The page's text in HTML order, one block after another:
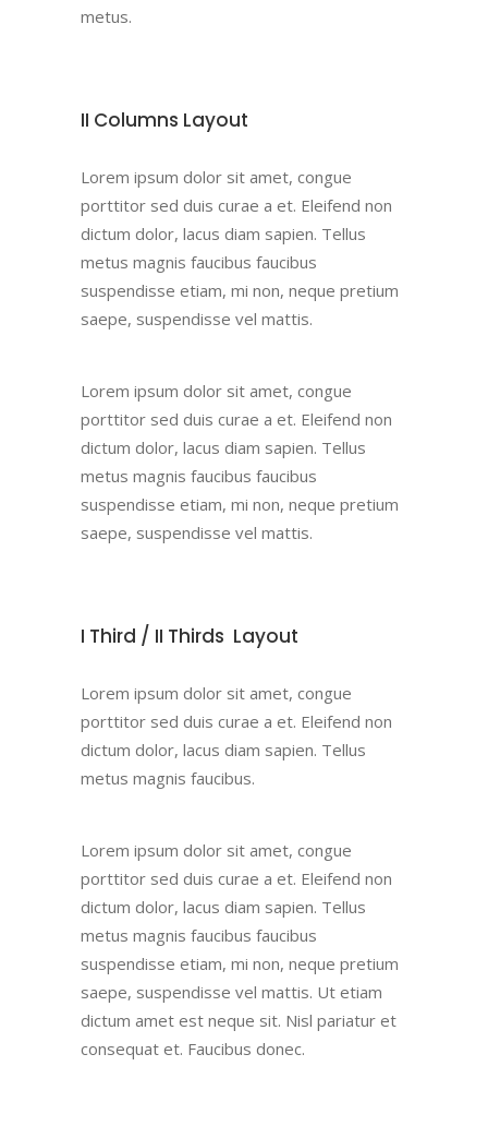
metus.
II Columns Layout
Lorem ipsum dolor sit amet, congue
porttitor sed duis curae a et. Eleifend non
dictum dolor, lacus diam sapien. Tellus
metus magnis faucibus faucibus
suspendisse etiam, mi non, neque pretium
saepe, suspendisse vel mattis.
Lorem ipsum dolor sit amet, congue
porttitor sed duis curae a et. Eleifend non
dictum dolor, lacus diam sapien. Tellus
metus magnis faucibus faucibus
suspendisse etiam, mi non, neque pretium
saepe, suspendisse vel mattis.
I Third / II Thirds Layout
Lorem ipsum dolor sit amet, congue
porttitor sed duis curae a et. Eleifend non
dictum dolor, lacus diam sapien. Tellus
metus magnis faucibus.
Lorem ipsum dolor sit amet, congue
porttitor sed duis curae a et. Eleifend non
dictum dolor, lacus diam sapien. Tellus
metus magnis faucibus faucibus
suspendisse etiam, mi non, neque pretium
saepe, suspendisse vel mattis. Ut etiam
dictum amet est neque sit. Nisl pariatur et
consequat et. Faucibus donec.